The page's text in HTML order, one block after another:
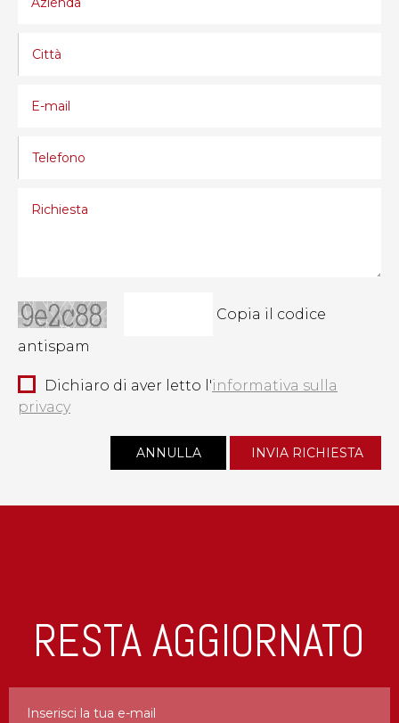
Copia il codice
antispam
Dichiaro di aver letto l'informativa sulla
privacy
RESTA AGGIORNATO